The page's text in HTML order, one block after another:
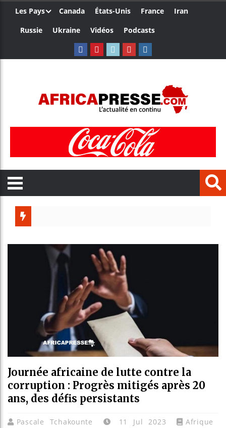
Les Pays Canada États-Unis France
Iran
Russie
Ukraine Vidéos Podcasts
Journée africaine de lutte contre la
corruption : Progrès mitigés après 20
ans, des défis persistants
Pascale Tchakounte 11 Jul 2023
Afrique